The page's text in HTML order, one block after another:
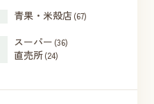
青果・米殻店(67)
スーパー (36)
直売所(24)